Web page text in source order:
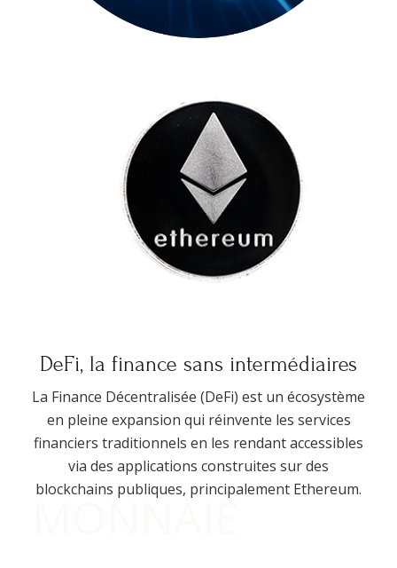
DeFi, la finance sans intermédiaires
La Finance Décentralisée (DeFi) est un écosystème
en pleine expansion qui réinvente les services
financiers traditionnels en les rendant accessibles
via des applications construites sur des
blockchains publiques, principalement Ethereum.
MONNAIE